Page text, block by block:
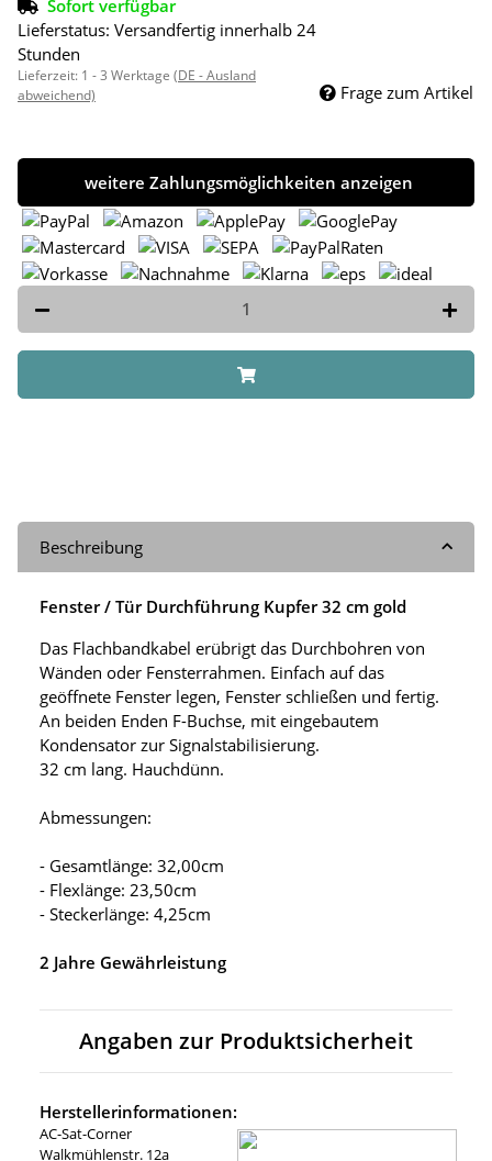
Sofort verfügbar
Lieferstatus: Versandfertig innerhalb 24
Stunden
Lieferzeit: 1 - 3 Werktage (DE - Ausland
abweichend)
Frage zum Artikel
weitere Zahlungsmöglichkeiten anzeigen
Beschreibung
Fenster / Tür Durchführung Kupfer 32 cm gold
Das Flachbandkabel erübrigt das Durchbohren von
Wänden oder Fensterrahmen. Einfach auf das
geöffnete Fenster legen, Fenster schließen und fertig.
An beiden Enden F-Buchse, mit eingebautem
Kondensator zur Signalstabilisierung.
32 cm lang. Hauchdünn.
Abmessungen:
- Gesamtlänge: 32,00cm
- Flexlänge: 23,50cm
- Steckerlänge: 4,25cm
2 Jahre Gewährleistung
Angaben zur Produktsicherheit
Herstellerinformationen:
AC-Sat-Corner
Walkmühlenstr. 12a